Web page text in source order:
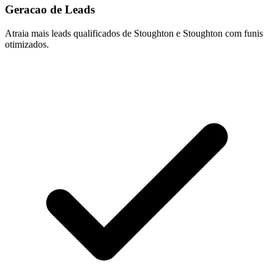
Geracao de Leads
Atraia mais leads qualificados de Stoughton e Stoughton com funis
otimizados.